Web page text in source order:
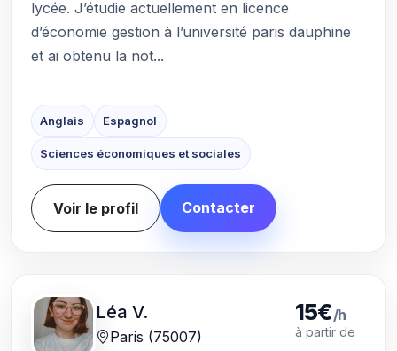
lycée. J’étudie actuellement en licence
d’économie gestion à l’université paris dauphine
et ai obtenu la not...
Anglais Espagnol
Sciences économiques et sociales
Voir le profil Contacter
Léa V.
Paris (75007)
15€/h
à partir de